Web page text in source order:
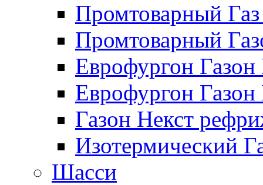
Промтоварный
Промтоварный
Еврофургон
Еврофургон
Газон Некст
Изотермический
Шасси